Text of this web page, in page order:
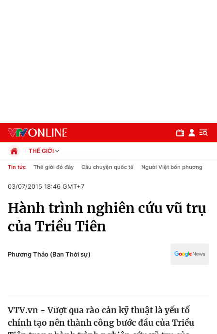
Chuyên mục
Chính trị
THẾ GIỚI
Chính trị
Pháp luật
Kinh tế
Thể thao
Truyền hình
Y tế
Tin tức Thế giới đó đây Câu chuyện quốc tế Người Việt bốn phương
03/07/2015 18:46 GMT+7
Hành trình nghiên cứu vũ trụ
của Triều Tiên
Phương Thảo (Ban Thời sự)
VTV.vn - Vượt qua rào cản kỹ thuật là yếu tố
chính tạo nên thành công bước đầu của Triều